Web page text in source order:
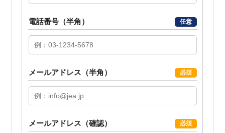
電話番号（半角） 任意
メールアドレス（半角） 必須
メールアドレス（確認） 必須